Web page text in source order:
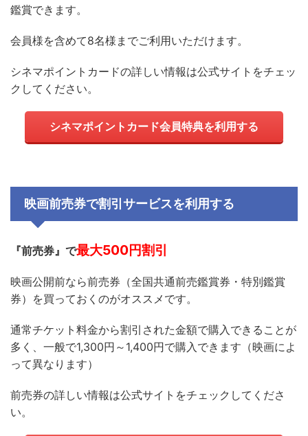
鑑賞できます。
会員様を含めて8名様までご利用いただけます。
シネマポイントカードの詳しい情報は公式サイトをチェッ
クしてください。
シネマポイントカード会員特典を利用する
映画前売券で割引サービスを利用する
『前売券』で最大500円割引
映画公開前なら前売券（全国共通前売鑑賞券・特別鑑賞
券）を買っておくのがオススメです。
通常チケット料金から割引された金額で購入できることが
多く、一般で1,300円～1,400円で購入できます（映画によ
って異なります）
前売券の詳しい情報は公式サイトをチェックしてくださ
い。